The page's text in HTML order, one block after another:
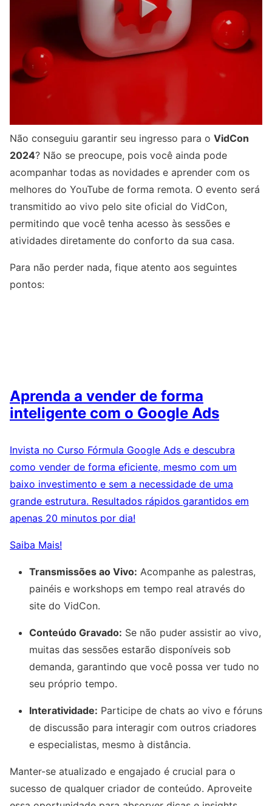
Não conseguiu garantir seu ingresso para o VidCon
2024? Não se preocupe, pois você ainda pode
acompanhar todas as novidades e aprender com os
melhores do YouTube de forma remota. O evento será
transmitido ao vivo pelo site oficial do VidCon,
permitindo que você tenha acesso às sessões e
atividades diretamente do conforto da sua casa.
Para não perder nada, fique atento aos seguintes
pontos:
Aprenda a vender de forma
inteligente com o Google Ads
Invista no Curso Fórmula Google Ads e descubra
como vender de forma eficiente, mesmo com um
baixo investimento e sem a necessidade de uma
grande estrutura. Resultados rápidos garantidos em
apenas 20 minutos por dia!
Saiba Mais!
Transmissões ao Vivo: Acompanhe as palestras,
painéis e workshops em tempo real através do
site do VidCon.
Conteúdo Gravado: Se não puder assistir ao vivo,
muitas das sessões estarão disponíveis sob
demanda, garantindo que você possa ver tudo no
seu próprio tempo.
Interatividade: Participe de chats ao vivo e fóruns
de discussão para interagir com outros criadores
e especialistas, mesmo à distância.
Manter-se atualizado e engajado é crucial para o
sucesso de qualquer criador de conteúdo. Aproveite